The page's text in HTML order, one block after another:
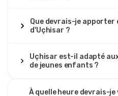
Que devrais-je apporter
d'Uçhisar ?
Uçhisar est-il adapté
de jeunes enfants ?
À quelle heure devrais-